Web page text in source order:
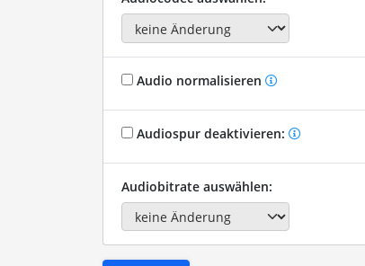
Audio normalisieren
Audiospur deaktivieren:
Audiobitrate auswählen: